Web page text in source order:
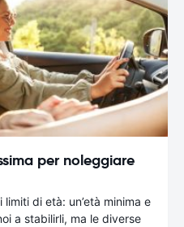
per noleggiare
di età: un’età minima e
a stabilirli, ma le diverse